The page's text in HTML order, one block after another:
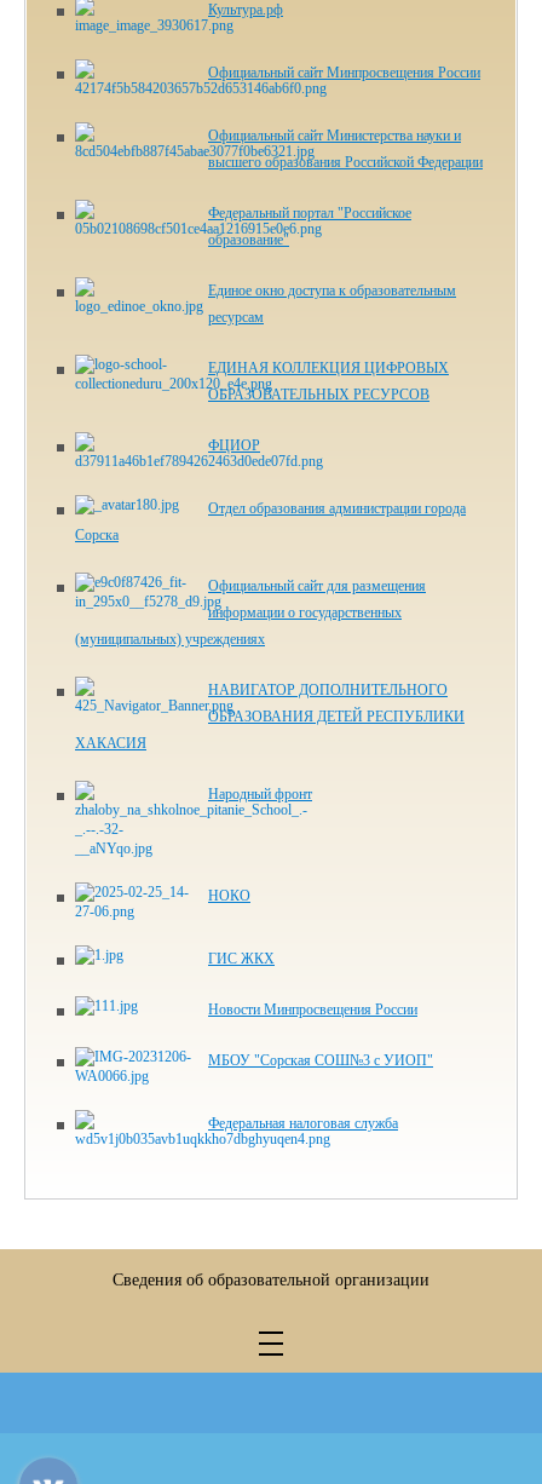
Культура.рф
Официальный сайт Минпросвещения России
Официальный сайт Министерства науки и
высшего образования Российской Федерации
Федеральный портал "Российское
образование"
Единое окно доступа к образовательным
ресурсам
ЕДИНАЯ КОЛЛЕКЦИЯ ЦИФРОВЫХ
ОБРАЗОВАТЕЛЬНЫХ РЕСУРСОВ
ФЦИОР
Отдел образования администрации города
Сорска
Официальный сайт для размещения
информации о государственных
(муниципальных) учреждениях
НАВИГАТОР ДОПОЛНИТЕЛЬНОГО
ОБРАЗОВАНИЯ ДЕТЕЙ РЕСПУБЛИКИ
ХАКАСИЯ
Народный фронт
НОКО
ГИС ЖКХ
Новости Минпросвещения России
МБОУ "Сорская СОШ№3 с УИОП"
Федеральная налоговая служба
Сведения об образовательной организации